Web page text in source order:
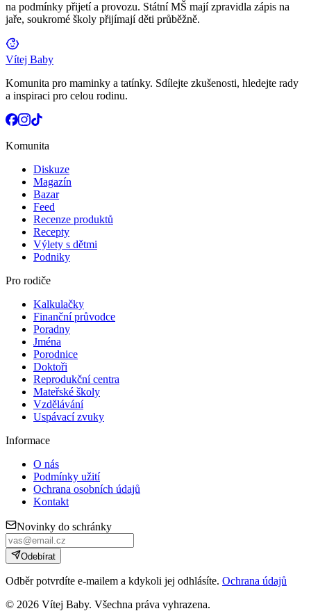
na podmínky přijetí a provozu. Státní MŠ mají zpravidla zápis na
jaře, soukromé školy přijímají děti průběžně.
Vítej Baby
Komunita pro maminky a tatínky. Sdílejte zkušenosti, hledejte rady
a inspiraci pro celou rodinu.
Komunita
Diskuze
Magazín
Bazar
Feed
Recenze produktů
Recepty
Výlety s dětmi
Podniky
Pro rodiče
Kalkulačky
Finanční průvodce
Poradny
Jména
Porodnice
Doktoři
Reprodukční centra
Mateřské školy
Vzdělávání
Uspávací zvuky
Informace
O nás
Podmínky užití
Ochrana osobních údajů
Kontakt
Novinky do schránky
Odebírat
Odběr potvrdíte e-mailem a kdykoli jej odhlásíte. Ochrana údajů
© 2026 Vítej Baby. Všechna práva vyhrazena.